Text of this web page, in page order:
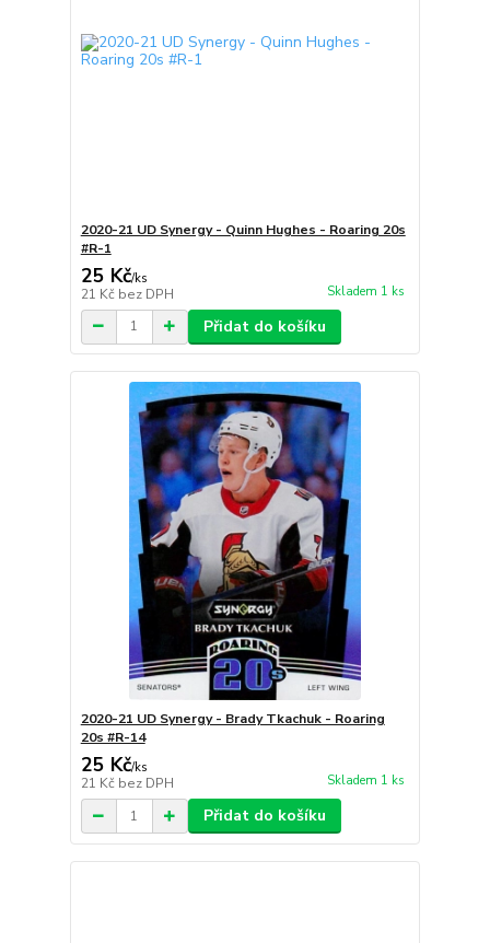
2020-21 UD Synergy - Quinn Hughes - Roaring 20s
#R-1
25 Kč/ks
21 Kč bez DPH Skladem 1 ks
Přidat do košíku
2020-21 UD Synergy - Brady Tkachuk - Roaring
20s #R-14
25 Kč/ks
21 Kč bez DPH Skladem 1 ks
Přidat do košíku